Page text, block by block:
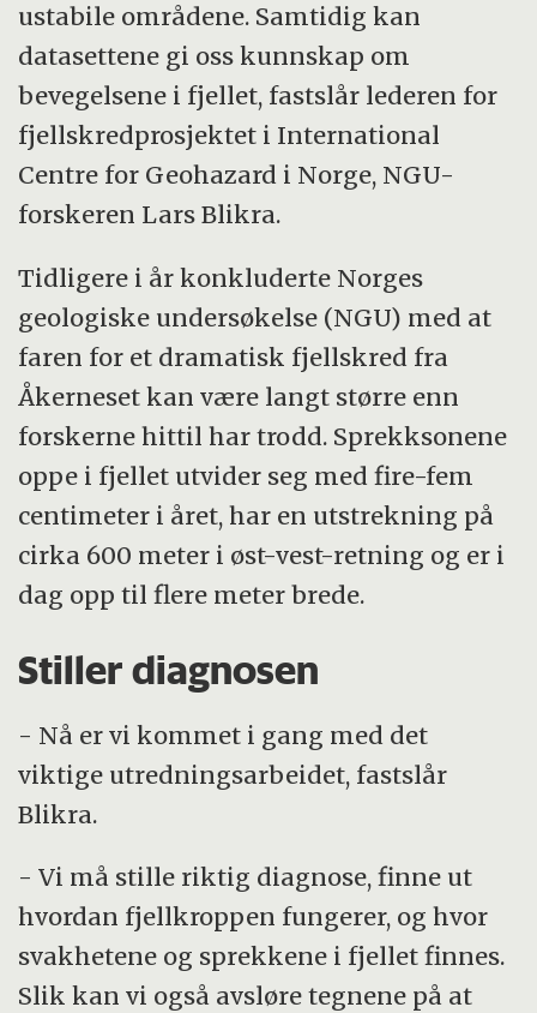
ustabile områdene. Samtidig kan
datasettene gi oss kunnskap om
bevegelsene i fjellet, fastslår lederen for
fjellskredprosjektet i International
Centre for Geohazard i Norge, NGU-
forskeren Lars Blikra.
Tidligere i år konkluderte Norges
geologiske undersøkelse (NGU) med at
faren for et dramatisk fjellskred fra
Åkerneset kan være langt større enn
forskerne hittil har trodd. Sprekksonene
oppe i fjellet utvider seg med fire-fem
centimeter i året, har en utstrekning på
cirka 600 meter i øst-vest-retning og er i
dag opp til flere meter brede.
Stiller diagnosen
- Nå er vi kommet i gang med det
viktige utredningsarbeidet, fastslår
Blikra.
- Vi må stille riktig diagnose, finne ut
hvordan fjellkroppen fungerer, og hvor
svakhetene og sprekkene i fjellet finnes.
Slik kan vi også avsløre tegnene på at